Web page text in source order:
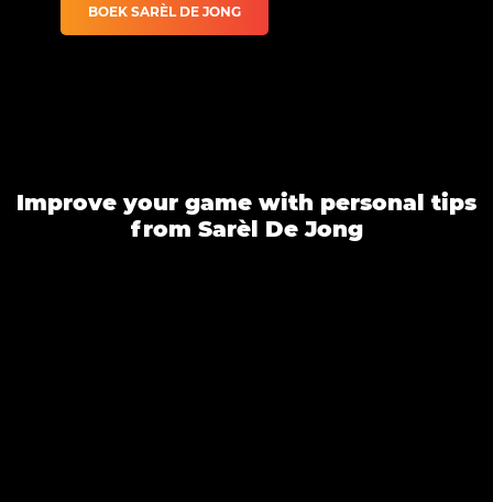
BOEK SARÈL DE JONG
Improve your game with personal tips
from Sarèl De Jong